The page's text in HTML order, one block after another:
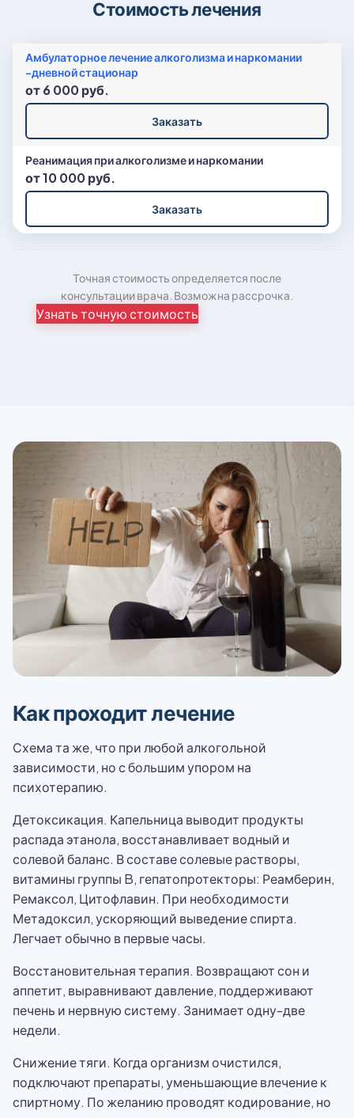
Стоимость лечения
Амбулаторное лечение алкоголизма и наркомании
-дневной стационар
от 6 000 руб.
Заказать
Реанимация при алкоголизме и наркомании
от 10 000 руб.
Заказать
Точная стоимость определяется после
консультации врача. Возможна рассрочка.
Узнать точную стоимость
Как проходит лечение
Схема та же, что при любой алкогольной
зависимости, но с большим упором на
психотерапию.
Детоксикация. Капельница выводит продукты
распада этанола, восстанавливает водный и
солевой баланс. В составе солевые растворы,
витамины группы B, гепатопротекторы: Реамберин,
Ремаксол, Цитофлавин. При необходимости
Метадоксил, ускоряющий выведение спирта.
Легчает обычно в первые часы.
Восстановительная терапия. Возвращают сон и
аппетит, выравнивают давление, поддерживают
печень и нервную систему. Занимает одну-две
недели.
Снижение тяги. Когда организм очистился,
подключают препараты, уменьшающие влечение к
спиртному. По желанию проводят кодирование, но